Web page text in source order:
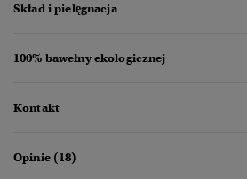
Skład i pielęgnacja
100% bawełny ekologicznej
Kontakt
Opinie (18)